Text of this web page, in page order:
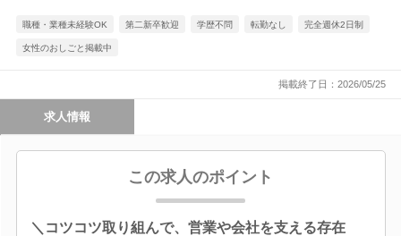
職種・業種未経験OK 第二新卒歓迎 学歴不問 転勤なし 完全週休2日制
女性のおしごと掲載中
掲載終了日：2026/05/25
求人情報
この求人のポイント
＼コツコツ取り組んで、営業や会社を支える存在